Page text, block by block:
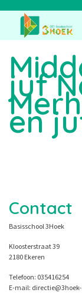
juf
en
Contact
Basisschool 3Hoek
Kloosterstraat 39
2180 Ekeren
Telefoon: 035416254
E-mail: